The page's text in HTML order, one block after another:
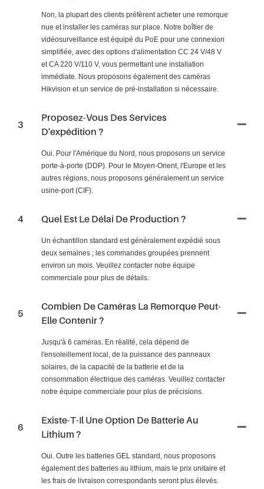
Non, la plupart des clients préfèrent acheter une remorque
nue et installer les caméras sur place. Notre boîtier de
vidéosurveillance est équipé du PoE pour une connexion
simplifiée, avec des options d'alimentation CC 24 V/48 V
et CA 220 V/110 V, vous permettant une installation
immédiate. Nous proposons également des caméras
Hikvision et un service de pré-installation si nécessaire.
3
Proposez-Vous Des Services
D'expédition ?
Oui. Pour l'Amérique du Nord, nous proposons un service
porte-à-porte (DDP). Pour le Moyen-Orient, l'Europe et les
autres régions, nous proposons généralement un service
usine-port (CIF).
4 Quel Est Le Délai De Production ?
Un échantillon standard est généralement expédié sous
deux semaines ; les commandes groupées prennent
environ un mois. Veuillez contacter notre équipe
commerciale pour plus de détails.
5
Combien De Caméras La Remorque Peut-
Elle Contenir ?
Jusqu'à 6 caméras. En réalité, cela dépend de
l'ensoleillement local, de la puissance des panneaux
solaires, de la capacité de la batterie et de la
consommation électrique des caméras. Veuillez contacter
notre équipe commerciale pour plus de précisions.
6
Existe-T-Il Une Option De Batterie Au
Lithium ?
Oui. Outre les batteries GEL standard, nous proposons
également des batteries au lithium, mais le prix unitaire et
les frais de livraison correspondants seront plus élevés.